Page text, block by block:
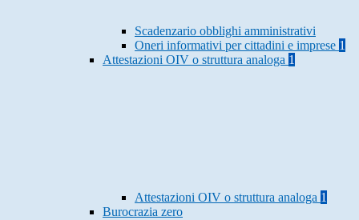
Scadenzario obblighi amministrativi
Oneri informativi per cittadini e imprese 1
Attestazioni OIV o struttura analoga 1
Attestazioni OIV o struttura analoga 1
Burocrazia zero